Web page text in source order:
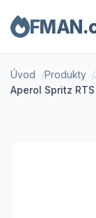
Úvod Produkty
Aperol Spritz